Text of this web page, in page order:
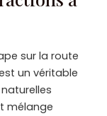
sur la route
un véritable
mélange